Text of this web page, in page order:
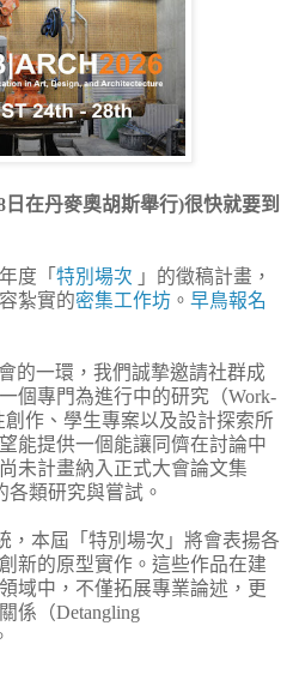
日在丹麥奧胡斯舉行)很快就要到
度「 特別場次 」的徵稿計畫，
紮實的密集工作坊 。 早鳥報名
的一環，我們誠摯邀請社群成
個專門為進行中的研究（Work-
創作、學生專案以及設計探索所
能提供一個能讓同儕在討論中
未計畫納入正式大會論文集
各類研究與嘗試。
，本屆「特別場次」將會表揚各
新的原型實作。這些作品在建
域中，不僅拓展專業論述，更
係（Detangling